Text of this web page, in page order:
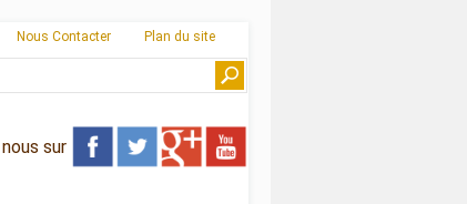
Nous Contacter Plan du site
sur